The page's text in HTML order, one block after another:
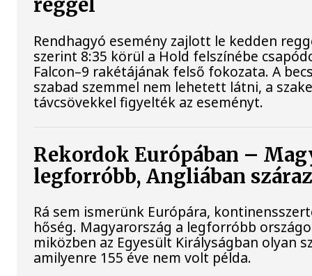
reggel
Rendhagyó esemény zajlott le kedden
szerint 8:35 körül a Hold felszínébe
Falcon–9 rakétájának felső fokozata. A
szabad szemmel nem lehetett látni, a
távcsövekkel figyelték az eseményt.
Rekordok Európában –
legforróbb, Angliában
Rá sem ismerünk Európára,
hőség. Magyarország a legforróbb
miközben az Egyesült Királyságban olyan
amilyenre 155 éve nem volt példa.